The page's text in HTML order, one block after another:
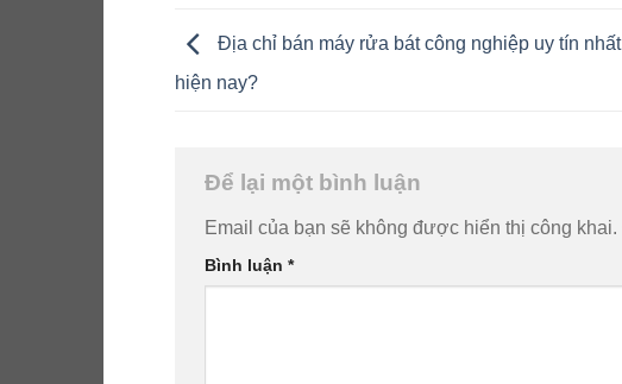
Địa chỉ bán máy rửa bát công nghiệp uy tín nhất
hiện nay?
Để lại một bình luận
Email của bạn sẽ không được hiển thị công khai.
Bình luận *